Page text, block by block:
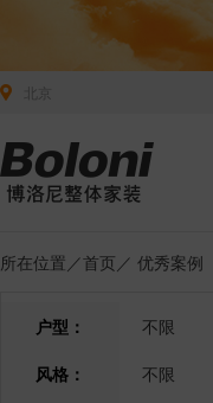
所在位置／首页 ／ 优秀案例
户型： 不限
风格：
不限